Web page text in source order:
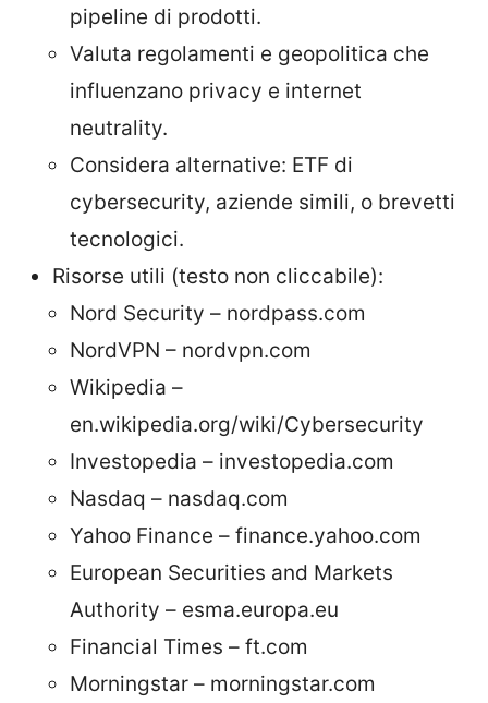
pipeline di prodotti.
Valuta regolamenti e geopolitica che
influenzano privacy e internet
neutrality.
Considera alternative: ETF di
cybersecurity, aziende simili, o brevetti
tecnologici.
Risorse utili (testo non cliccabile):
Nord Security – nordpass.com
NordVPN – nordvpn.com
Wikipedia –
en.wikipedia.org/wiki/Cybersecurity
Investopedia – investopedia.com
Nasdaq – nasdaq.com
Yahoo Finance – finance.yahoo.com
European Securities and Markets
Authority – esma.europa.eu
Financial Times – ft.com
Morningstar – morningstar.com